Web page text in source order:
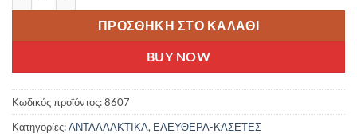
ΠΡΟΣΘΉΚΗ ΣΤΟ ΚΑΛΆΘΙ
BUY NOW
Κωδικός προϊόντος:8607
Κατηγορίες:ΑΝΤΑΛΛΑΚΤΙΚΑ, ΕΛΕΥΘΕΡΑ-ΚΑΣΕΤΕΣ